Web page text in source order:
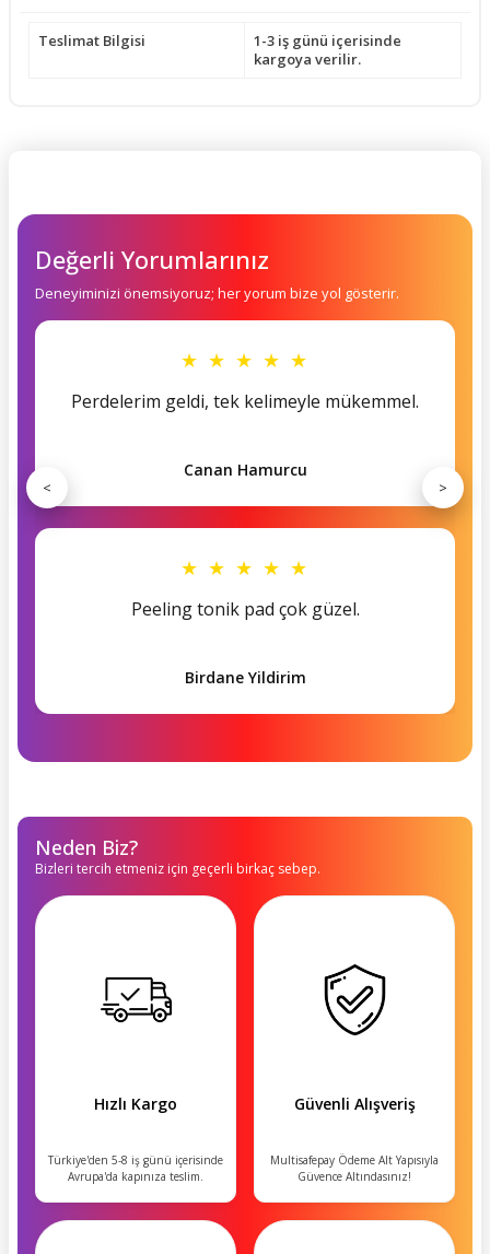
Teslimat Bilgisi
1-3 iş günü içerisinde
kargoya verilir.
Değerli Yorumlarınız
Deneyiminizi önemsiyoruz; her yorum bize yol gösterir.
★ ★ ★ ★ ★
Perdelerim geldi, tek kelimeyle mükemmel.
Canan Hamurcu
★ ★ ★ ★ ★
Peeling tonik pad çok güzel.
Birdane Yildirim
< >
Neden Biz?
Bizleri tercih etmeniz için geçerli birkaç sebep.
Hızlı Kargo
Türkiye'den 5-8 iş günü içerisinde
Avrupa'da kapınıza teslim.
Güvenli Alışveriş
Multisafepay Ödeme Alt Yapısıyla
Güvence Altındasınız!